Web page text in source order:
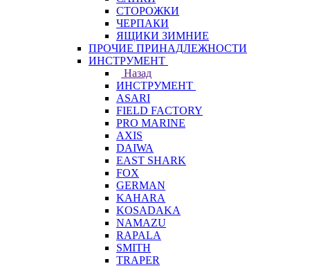
СТОРОЖКИ
ЧЕРПАКИ
ЯЩИКИ ЗИМНИЕ
ПРОЧИЕ ПРИНАДЛЕЖНОСТИ
ИНСТРУМЕНТ
Назад
ИНСТРУМЕНТ
ASARI
FIELD FACTORY
PRO MARINE
AXIS
DAIWA
EAST SHARK
FOX
GERMAN
KAHARA
KOSADAKA
NAMAZU
RAPALA
SMITH
TRAPER